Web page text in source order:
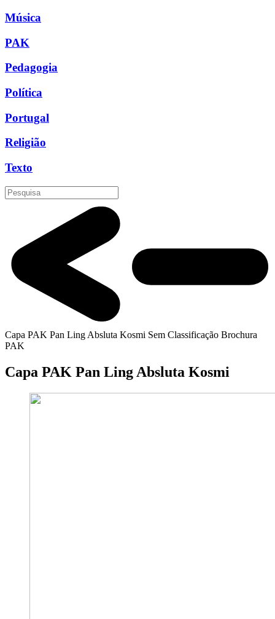
Música
PAK
Pedagogia
Política
Portugal
Religião
Texto
Capa PAK Pan Ling Absluta Kosmi Sem Classificação Brochura
PAK
Capa PAK Pan Ling Absluta Kosmi